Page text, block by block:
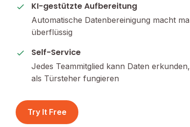
KI-gestützte Aufbereitung
Automatische Datenbereinigung macht
überflüssig
Self-Service
Jedes Teammitglied kann Daten
als Türsteher fungieren
Try It Free